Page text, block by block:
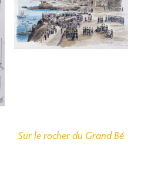
Sur le rocher du Grand Bé